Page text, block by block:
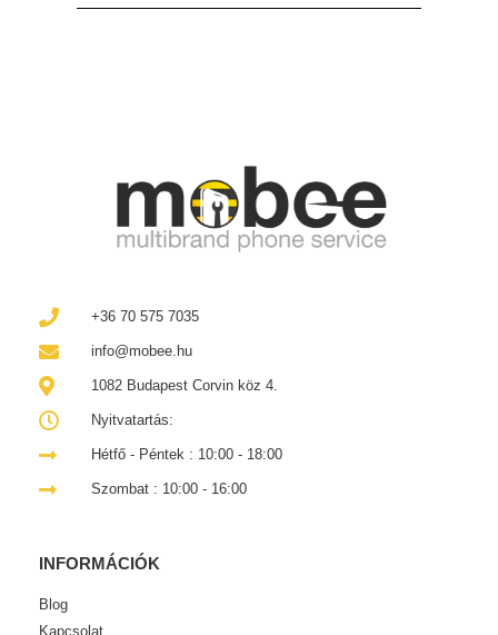
+36 70 575 7035
info@mobee.hu
1082 Budapest Corvin köz 4.
Nyitvatartás:
Hétfő - Péntek : 10:00 - 18:00
Szombat : 10:00 - 16:00
INFORMÁCIÓK
Blog
Kapcsolat